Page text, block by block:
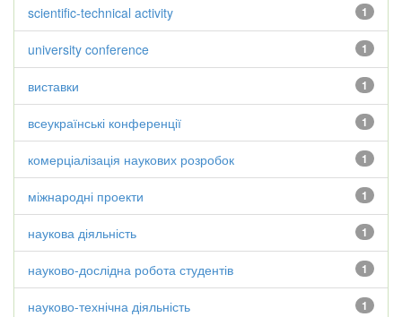
1
scientific-technical activity
1
university conference
1
виставки
1
всеукраїнські конференції
1
комерціалізація наукових розробок
1
міжнародні проекти
1
наукова діяльність
1
науково-дослідна робота студентів
1
науково-технічна діяльність